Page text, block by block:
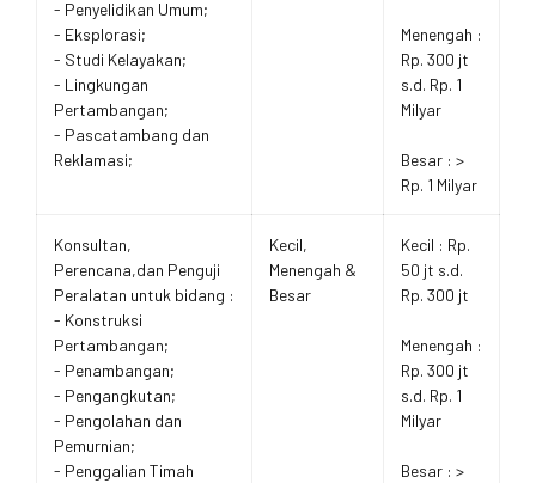
- Penyelidikan Umum;
- Eksplorasi;
- Studi Kelayakan;
- Lingkungan
Pertambangan;
- Pascatambang dan
Reklamasi;
Menengah :
Rp. 300 jt
s.d. Rp. 1
Milyar
Besar : >
Rp. 1 Milyar
Konsultan,
Perencana,dan Penguji
Peralatan untuk bidang :
- Konstruksi
Pertambangan;
- Penambangan;
- Pengangkutan;
- Pengolahan dan
Pemurnian;
- Penggalian Timah
Kecil,
Menengah &
Besar
Kecil : Rp.
50 jt s.d.
Rp. 300 jt
Menengah :
Rp. 300 jt
s.d. Rp. 1
Milyar
Besar : >